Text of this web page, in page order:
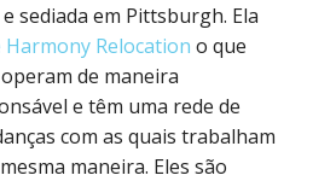
sediada em Pittsburgh. Ela
Harmony Relocation o que
de maneira
e têm uma rede de
com as quais trabalham
maneira. Eles são